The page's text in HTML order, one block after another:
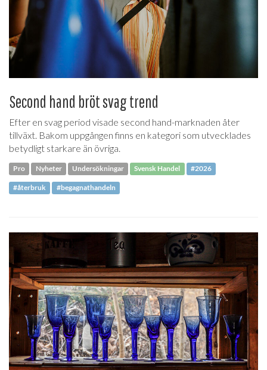
Second hand bröt svag trend
Efter en svag period visade second hand-marknaden åter
tillväxt. Bakom uppgången finns en kategori som utvecklades
betydligt starkare än övriga.
Pro Nyheter Undersökningar Svensk Handel #2026
#återbruk #begagnathandeln